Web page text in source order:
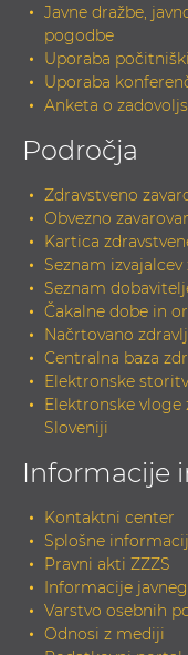
Javne dražbe,
pogodbe
Uporaba
Uporaba
Anketa o
Področja
Zdravstveno
Obvezno
Kartica
Seznam
Seznam
Čakalne dobe in
Načrtovano
Centralna baza
Elektronske
Elektronske vloge
Sloveniji
Informacije
Kontaktni center
Splošne
Pravni akti ZZZS
Informacije
Varstvo osebnih
Odnosi z mediji